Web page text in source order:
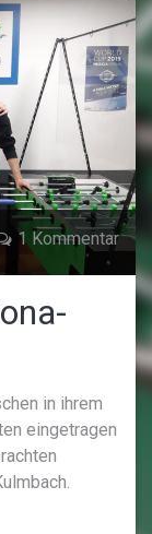
1 Kommentar
in ihrem
eingetragen